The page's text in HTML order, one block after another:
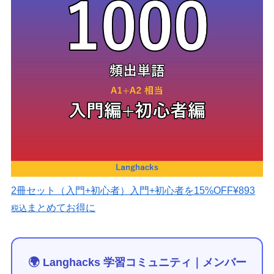
2冊セット（入門+初心者） 入門+初心者を15%OFF¥893
税込 まとめてお得に
🌍 Langhacks 学習コミュニティ｜メンバー